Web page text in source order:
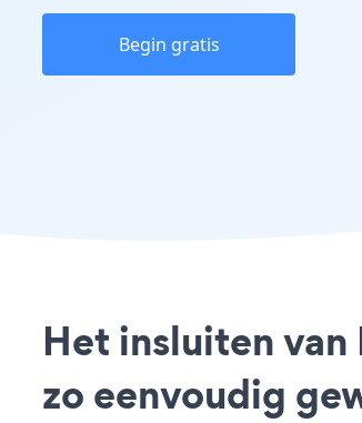
Begin gratis
Het insluiten
zo eenvoudig